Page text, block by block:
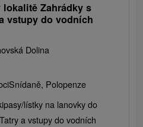
Zahrádky s
vstupy do vodních
Dolina
Snídaně, Polopenze
lístky na lanovky do
a vstupy do vodních